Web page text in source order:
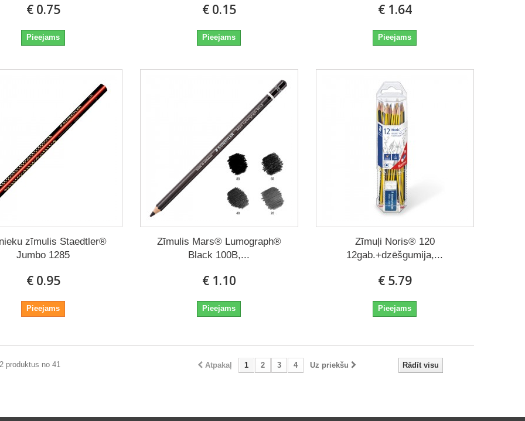
€ 0.75
Pieejams
€ 0.15
Pieejams
€ 1.64
Pieejams
zīmulis Staedtler®
Jumbo 1285
€ 0.95
Pieejams
Zīmulis Mars® Lumograph®
Black 100B,...
€ 1.10
Pieejams
Zīmuļi Noris® 120
12gab.+dzēšgumija,...
€ 5.79
Pieejams
Rādīt visu
Atpakaļ 1 2 3 4 Uz priekšu
produktus no 41